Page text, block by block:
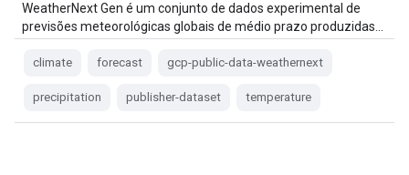
WeatherNext Gen é um conjunto de dados experimental de
previsões meteorológicas globais de médio prazo produzidas…
climate forecast gcp-public-data-weathernext
precipitation publisher-dataset temperature